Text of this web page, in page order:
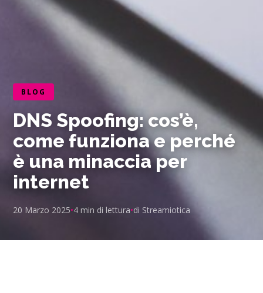
BLOG
DNS Spoofing: cos’è,
come funziona e perché
è una minaccia per
internet
20 Marzo 2025•4 min di lettura•di Streamiotica